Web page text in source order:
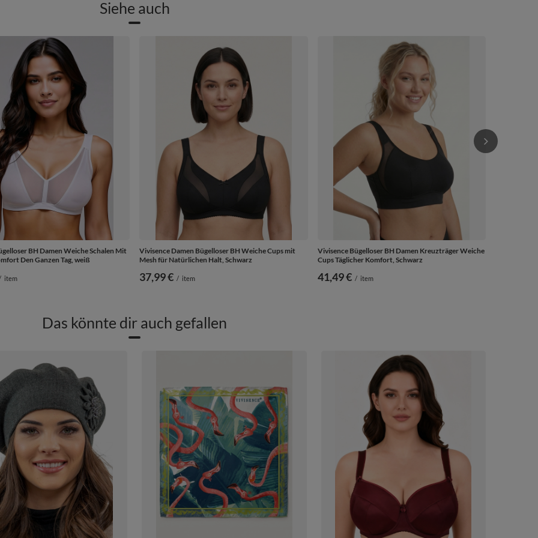
Siehe auch
BH Damen Weiche Schalen Mit
Den Ganzen Tag, weiß
item
Vivisence Damen Bügelloser BH Weiche Cups mit
Mesh für Natürlichen Halt, Schwarz
37,99 € / item
Vivisence Bügelloser BH Damen Kreuzträger Weiche
Cups Täglicher Komfort, Schwarz
41,49 € / item
Das könnte dir auch gefallen